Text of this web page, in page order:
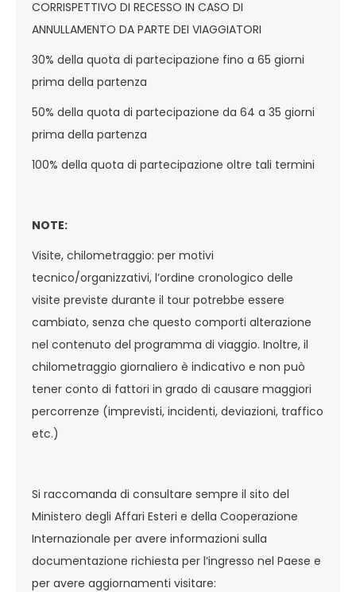
CORRISPETTIVO DI RECESSO IN CASO DI
ANNULLAMENTO DA PARTE DEI VIAGGIATORI
30% della quota di partecipazione fino a 65 giorni
prima della partenza
50% della quota di partecipazione da 64 a 35 giorni
prima della partenza
100% della quota di partecipazione oltre tali termini
NOTE:
Visite, chilometraggio: per motivi
tecnico/organizzativi, l’ordine cronologico delle
visite previste durante il tour potrebbe essere
cambiato, senza che questo comporti alterazione
nel contenuto del programma di viaggio. Inoltre, il
chilometraggio giornaliero è indicativo e non può
tener conto di fattori in grado di causare maggiori
percorrenze (imprevisti, incidenti, deviazioni, traffico
etc.)
Si raccomanda di consultare sempre il sito del
Ministero degli Affari Esteri e della Cooperazione
Internazionale per avere informazioni sulla
documentazione richiesta per l’ingresso nel Paese e
per avere aggiornamenti visitare: